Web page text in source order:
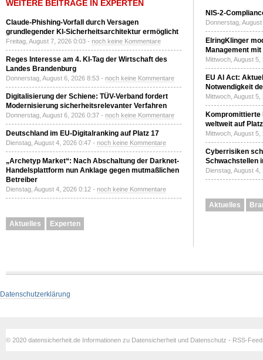
WEITERE BEITRÄGE IN EXPERTEN
Claude-Phishing-Vorfall durch Versagen
grundlegender KI-Sicherheitsarchitektur ermöglicht
Freitag, August 7, 2026 0:03 - noch keine Kommentare
Reges Interesse am 4. KI-Tag der Wirtschaft des
Landes Brandenburg
Donnerstag, August 6, 2026 8:53 - noch keine Kommentare
Digitalisierung der Schiene: TÜV-Verband fordert
Modernisierung sicherheitsrelevanter Verfahren
Donnerstag, August 6, 2026 0:37 - noch keine Kommentare
Deutschland im EU-Digitalranking auf Platz 17
Dienstag, August 4, 2026 0:47 - noch keine Kommentare
„Archetyp Market“: Nach Abschaltung der Darknet-
Handelsplattform nun Anklage gegen mutmaßlichen
Betreiber
Dienstag, August 4, 2026 0:12 - noch keine Kommentare
Aktuelles Experten
NIS-2-
Donnerstag,
ElringKlinger
Management
Mittwoch, August
EU AI Act:
Notwendigkeit
Mittwoch, August
Kompromittierte
weltweit auf
Mittwoch, August
Cyberrisiken
Schwachstellen
Dienstag, August
Aktuelles
Datenschutzerklärung
© 2020 datensicherheit.de Informationen zu Datensicherheit und Datenschutz - RSS-